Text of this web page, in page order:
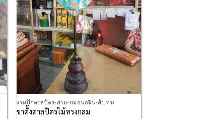
งานปักตาลปัตร-ย่าม-หมอนกฐิน-สัปทน
ขาตั้งตาลปัตรไม้ทรงกลม